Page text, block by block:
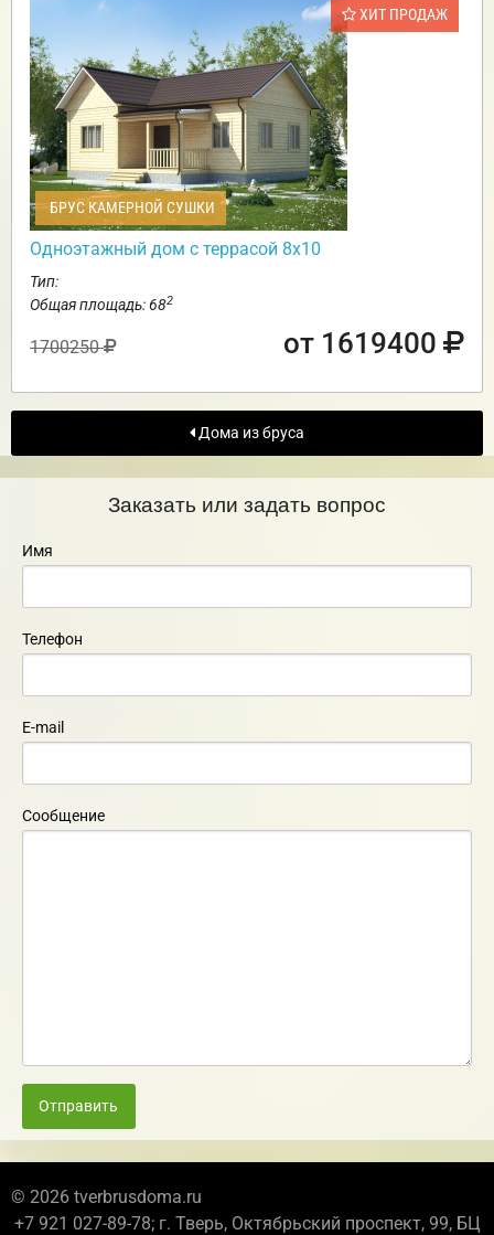
ХИТ ПРОДАЖ
БРУС КАМЕРНОЙ СУШКИ
Одноэтажный дом с террасой 8х10
Тип:
Общая площадь: 682
1700250 от 1619400
Дома из бруса
Заказать или задать вопрос
Имя
Телефон
E-mail
Сообщение
Отправить
© 2026 tverbrusdoma.ru
+7 921 027-89-78; г. Тверь, Октябрьский проспект, 99, БЦ